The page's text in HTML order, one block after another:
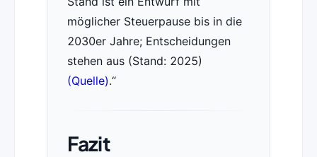
möglicher Steuerpause bis in die
2030er Jahre; Entscheidungen
stehen aus (Stand: 2025)
(Quelle).
Fazit